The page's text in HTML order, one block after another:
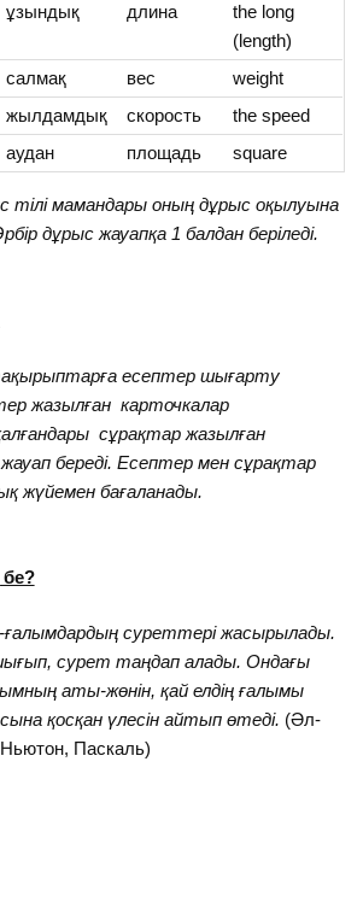
ұзындық длина
the long
(length)
салмақ вес
weight
жылдамдық скорость
the speed
аудан площадь square
тілі мамандары оның дұрыс оқылуына
дұрыс жауапқа 1 балдан беріледі.
есептер шығарту
жазылған карточкалар
сұрақтар жазылған
береді. Есептер мен сұрақтар
жүйемен бағаланады.
бе?
ғалымдардың суреттері жасырылады.
сурет таңдап алады. Ондағы
аты-жөнін, қай елдің ғалымы
қосқан үлесін айтып өтеді. (Әл-
Паскаль)